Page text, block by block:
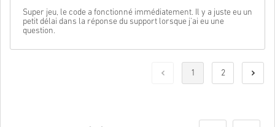
Super jeu, le code a fonctionné immédiatement. Il y a juste eu un
petit délai dans la réponse du support lorsque j'ai eu une
question.
1 2